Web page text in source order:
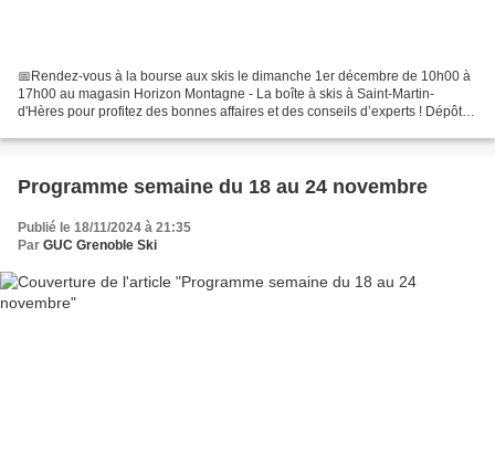
📅Rendez-vous à la bourse aux skis le dimanche 1er décembre de 10h00 à
17h00 au magasin Horizon Montagne - La boîte à skis à Saint-Martin-
d'Hères pour profitez des bonnes affaires et des conseils d’experts ! Dépôt
Programme semaine du 18 au 24 novembre
Publié le 18/11/2024 à 21:35
Par GUC Grenoble Ski